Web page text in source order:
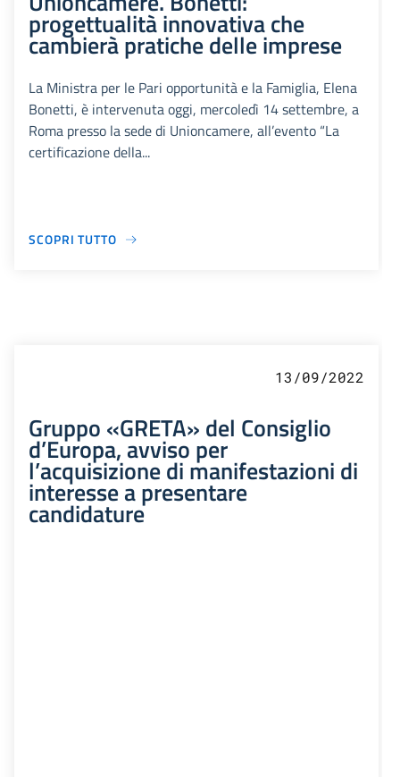
progettualità innovativa che
cambierà pratiche delle imprese
La Ministra per le Pari opportunità e la Famiglia, Elena
Bonetti, è intervenuta oggi, mercoledì 14 settembre, a
Roma presso la sede di Unioncamere, all’evento “La
certificazione della...
SCOPRI TUTTO
13/09/2022
Gruppo «GRETA» del Consiglio
d’Europa, avviso per
l’acquisizione di manifestazioni di
interesse a presentare
candidature